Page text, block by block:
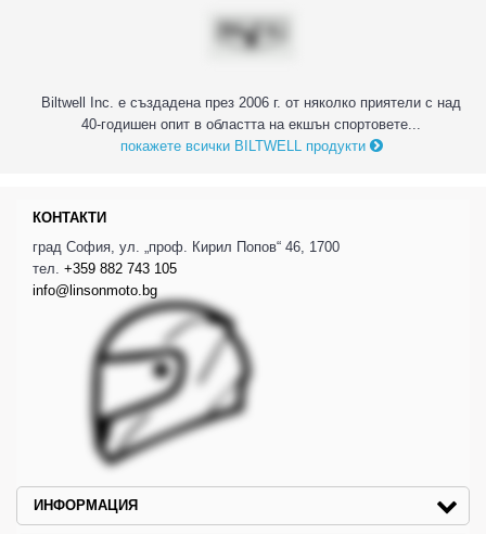
Biltwell Inc. е създадена през 2006 г. от няколко приятели с над
40-годишен опит в областта на екшън спортовете...
покажете всички BILTWELL продукти
КОНТАКТИ
град София, ул. „проф. Кирил Попов“ 46, 1700
тел. +359 882 743 105
info@linsonmoto.bg
ИНФОРМАЦИЯ